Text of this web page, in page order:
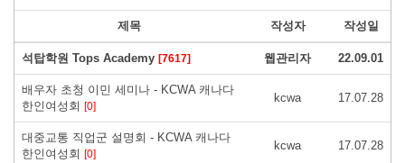
제목 작성자 작성일
석탑학원 Tops Academy [7617] 웹관리자 22.09.01
배우자 초청 이민 세미나 - KCWA 캐나다
한인여성회 [0]
kcwa 17.07.28
대중교통 직업군 설명회 - KCWA 캐나다
한인여성회 [0]
kcwa 17.07.28